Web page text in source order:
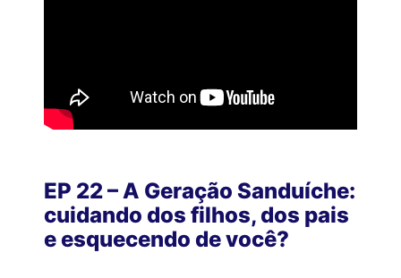
EP 22 – A Geração Sanduíche:
cuidando dos filhos, dos pais
e esquecendo de você?